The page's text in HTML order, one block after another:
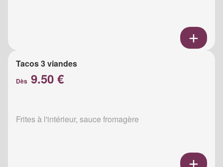
Tacos 3 viandes
Dès 9.50 €
Frites à l'intérieur, sauce fromagère